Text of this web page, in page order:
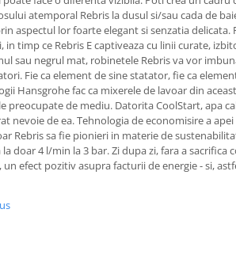
atemporal Rebris la dusul si/sau cada de
aspectul lor foarte elegant si senzatia delicata.
timp ce Rebris E captiveaza cu linii curate,
sau negrul mat, robinetele Rebris va vor
Fie ca element de sine statator, fie ca
Hansgrohe fac ca mixerele de lavoar din
preocupate de mediu. Datorita CoolStart, apa
nevoie de ea. Tehnologia de economisire a apei
Rebris sa fie pionieri in materie de
doar 4 l/min la 3 bar. Zi dupa zi, fara a sacrifica
un efect pozitiv asupra facturii de energie - si,